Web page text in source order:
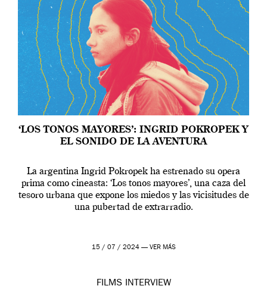
‘LOS TONOS MAYORES’: INGRID POKROPEK Y
EL SONIDO DE LA AVENTURA
La argentina Ingrid Pokropek ha estrenado su opera
prima como cineasta: ‘Los tonos mayores’, una caza del
tesoro urbana que expone los miedos y las vicisitudes de
una pubertad de extrarradio.
15 / 07 / 2024 — VER MÁS
FILMS INTERVIEW